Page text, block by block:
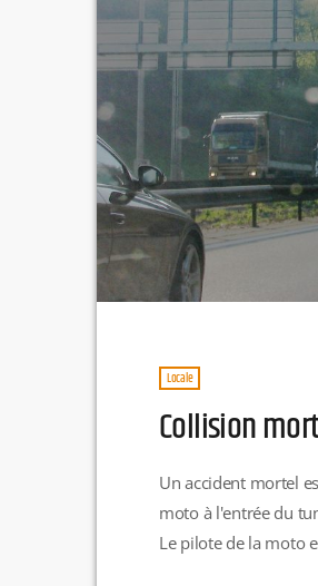
Locale
Collision
Un accident mortel
moto à l'entrée du
Le pilote de la moto